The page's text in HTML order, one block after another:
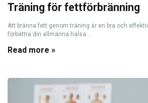
Träning för fettförbränning
Att bränna fett genom träning är en bra och
förbättra din allmänna hälsa ...
Read more »